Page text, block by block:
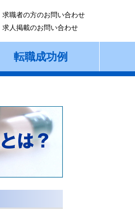
求職者の方のお問い合わせ
求人掲載のお問い合わせ
転職成功例